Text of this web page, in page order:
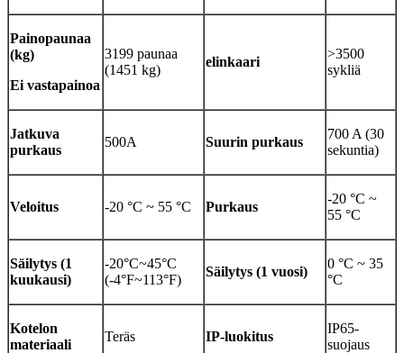
Painopaunaa
(kg)
Ei vastapainoa
3199 paunaa
(1451 kg)
elinkaari
>3500
sykliä
Jatkuva
purkaus
500A Suurin purkaus
700 A (30
sekuntia)
Veloitus -20 °C ~ 55 °C Purkaus
-20 °C ~
55 °C
Säilytys (1
kuukausi)
-20°C~45°C
(-4°F~113°F)
Säilytys (1 vuosi)
0 °C ~ 35
°C
Kotelon
materiaali
Teräs IP-luokitus
IP65-
suojaus